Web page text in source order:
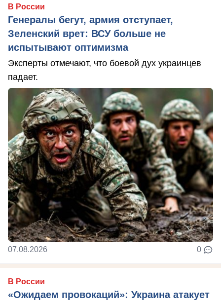
В России
Генералы бегут, армия отступает,
Зеленский врет: ВСУ больше не
испытывают оптимизма
Эксперты отмечают, что боевой дух украинцев
падает.
07.08.2026 0
В России
«Ожидаем провокаций»: Украина атакует